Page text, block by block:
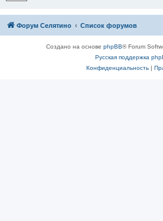
Форум Селятино Список форумов
Создано на основе phpBB® Forum
Русская поддержка
Конфиденциальность|